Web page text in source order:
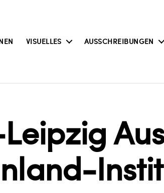
VISUELLES AUSSCHREIBUNGEN